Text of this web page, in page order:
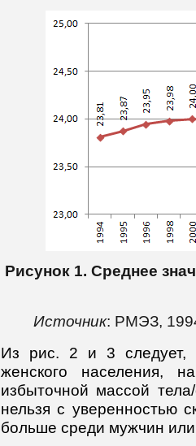
Рисунок 1. Среднее
Источник: РМЭЗ,
Из рис. 2 и 3 следует,
женского населения,
избыточной массой
нельзя с уверенностью
больше среди мужчин